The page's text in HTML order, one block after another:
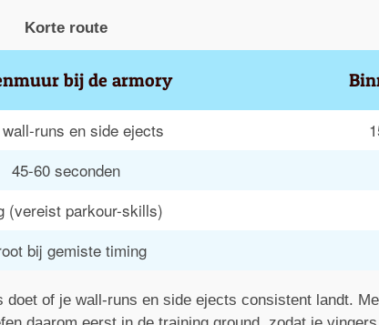
Korte route
bij de armory
runs en side ejects
45-60 seconden
(vereist parkour-skills)
bij gemiste timing
of je wall-runs en side ejects consistent landt.